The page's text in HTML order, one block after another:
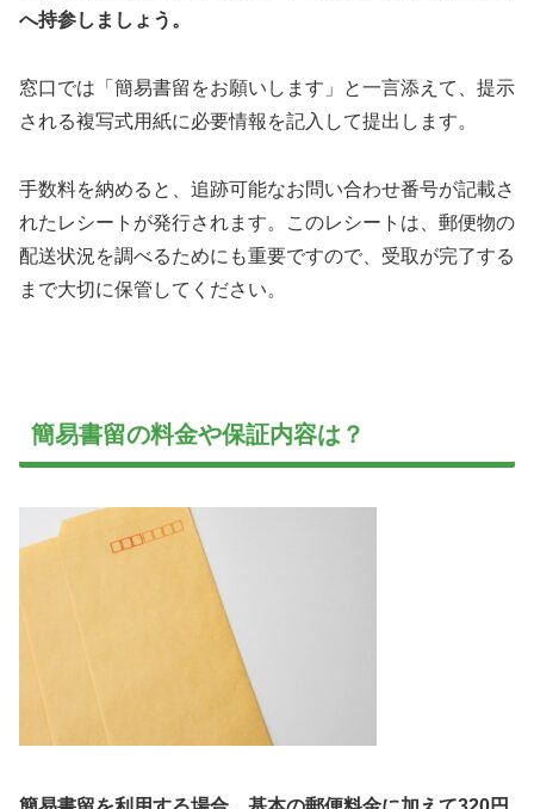
へ持参しましょう。
窓口では「簡易書留をお願いします」と一言添えて、提示
される複写式用紙に必要情報を記入して提出します。
手数料を納めると、追跡可能なお問い合わせ番号が記載さ
れたレシートが発行されます。このレシートは、郵便物の
配送状況を調べるためにも重要ですので、受取が完了する
まで大切に保管してください。
簡易書留の料金や保証内容は？